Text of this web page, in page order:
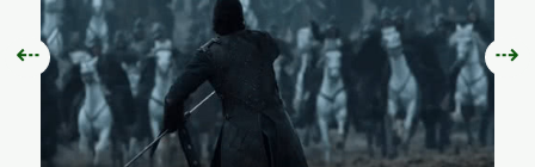
Précédent :
⇠ ⇢